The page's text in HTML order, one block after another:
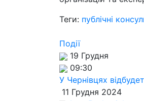
Теги: публічні
Події
19 Грудня
09:30
У Чернівцях
11 Грудня 2024